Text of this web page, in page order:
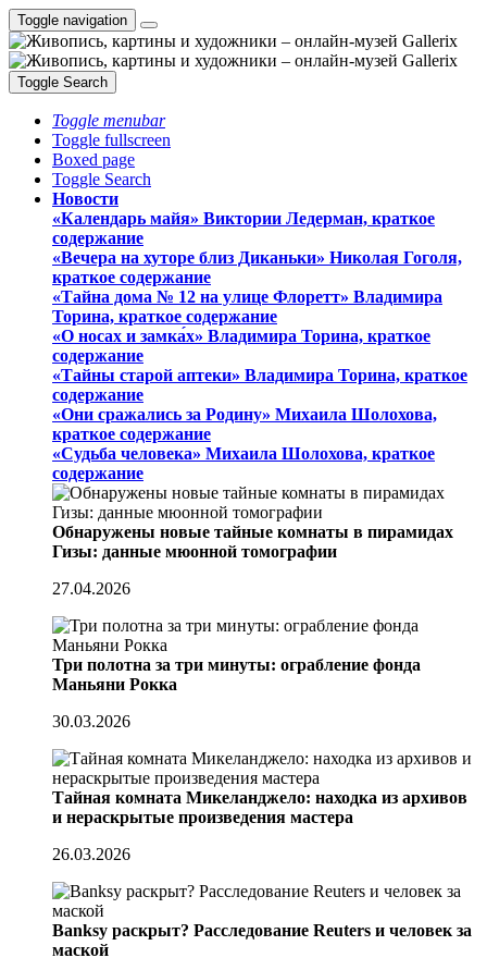
Toggle navigation
Toggle Search
Toggle menubar
Toggle fullscreen
Boxed page
Toggle Search
Новости
«Календарь майя» Виктории Ледерман, краткое
содержание
«Вечера на хуторе близ Диканьки» Николая Гоголя,
краткое содержание
«Тайна дома № 12 на улице Флоретт» Владимира
Торина, краткое содержание
«О носах и замка́х» Владимира Торина, краткое
содержание
«Тайны старой аптеки» Владимира Торина, краткое
содержание
«Они сражались за Родину» Михаила Шолохова,
краткое содержание
«Судьба человека» Михаила Шолохова, краткое
содержание
Обнаружены новые тайные комнаты в пирамидах
Гизы: данные мюонной томографии
27.04.2026
Три полотна за три минуты: ограбление фонда
Маньяни Рокка
30.03.2026
Тайная комната Микеланджело: находка из архивов
и нераскрытые произведения мастера
26.03.2026
Banksy раскрыт? Расследование Reuters и человек за
маской